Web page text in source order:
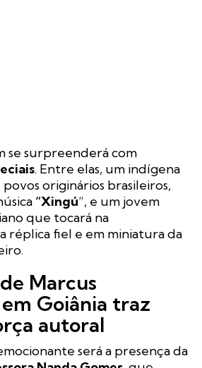
se surpreenderá com
. Entre elas, um indígena
originários brasileiros,
“Xingú“, e um jovem
que tocará na
réplica fiel e em miniatura da
Marcus
Goiânia traz
autoral
será a presença da